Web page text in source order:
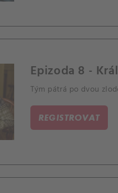
Epizoda 8 -
Tým pátrá po dvou
REGISTROVAT